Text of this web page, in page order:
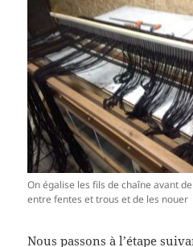
On égalise les fils de chaîne avant
entre fentes et trous et de les nouer
Nous passons à l’étape